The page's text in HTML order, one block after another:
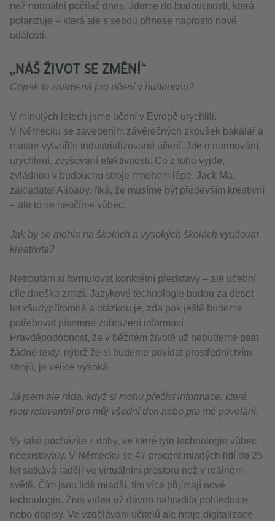
než normální počítač dnes. Jdeme do budoucnosti, která
polarizuje – která ale s sebou přinese naprosto nové
události.
„NÁŠ ŽIVOT SE ZMĚNÍ“
Copak to znamená pro učení v budoucnu?
V minulých letech jsme učení v Evropě urychlili.
V Německu se zavedením závěrečných zkoušek bakalář a
master vytvořilo industrializované učení. Jde o normování,
urychlení, zvyšování efektivnosti. Co z toho vyjde,
zvládnou v budoucnu stroje mnohem lépe. Jack Ma,
zakladatel Alibaby, říká, že musíme být především kreativní
– ale to se neučíme vůbec.
Jak by se mohla na školách a vysokých školách vyučovat
kreativita?
Netroufám si formulovat konkrétní představy – ale učební
cíle dneška zmizí. Jazykové technologie budou za deset
let všudypřítomné a otázkou je, zda pak ještě budeme
potřebovat písemné zobrazení informací.
Pravděpodobnost, že v běžném životě už nebudeme psát
žádné texty, nýbrž že si budeme povídat prostřednictvím
strojů, je velice vysoká.
Já jsem ale ráda, když si mohu přečíst informace, které
jsou relevantní pro můj všední den nebo pro mé povolání.
Vy také pocházíte z doby, ve které tyto technologie vůbec
neexistovaly. V Německu se 47 procent mladých lidí do 25
let setkává raději ve virtuálním prostoru než v reálném
světě. Čím jsou lidé mladší, tím více přijímají nové
technologie. Živá videa už dávno nahradila pohlednice
nebo dopisy. Ve vzdělávání učitelů ale hraje digitalizace